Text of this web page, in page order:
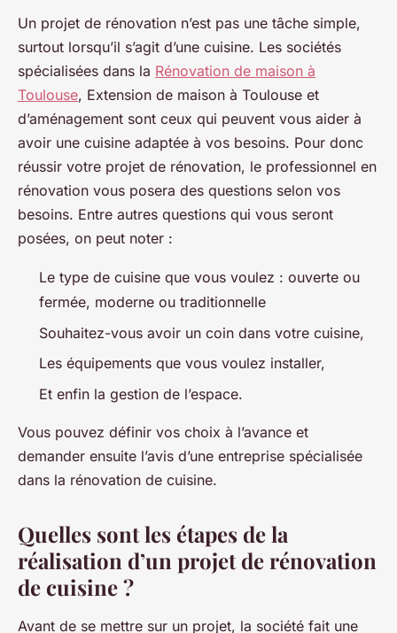
Un projet de rénovation n’est pas une tâche simple,
surtout lorsqu’il s’agit d’une cuisine. Les sociétés
spécialisées dans la Rénovation de maison à
Toulouse, Extension de maison à Toulouse et
d’aménagement sont ceux qui peuvent vous aider à
avoir une cuisine adaptée à vos besoins. Pour donc
réussir votre projet de rénovation, le professionnel en
rénovation vous posera des questions selon vos
besoins. Entre autres questions qui vous seront
posées, on peut noter :
Le type de cuisine que vous voulez : ouverte ou
fermée, moderne ou traditionnelle
Souhaitez-vous avoir un coin dans votre cuisine,
Les équipements que vous voulez installer,
Et enfin la gestion de l’espace.
Vous pouvez définir vos choix à l’avance et
demander ensuite l’avis d’une entreprise spécialisée
dans la rénovation de cuisine.
Quelles sont les étapes de la
réalisation d’un projet de rénovation
de cuisine ?
Avant de se mettre sur un projet, la société fait une